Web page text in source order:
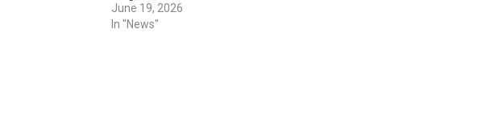
June 19, 2026
In "News"